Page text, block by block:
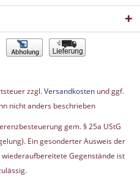
zzgl.Versandkosten und ggf.
nicht anders beschrieben
gem. § 25a UStG
Ein gesonderter Ausweis der
Gegenstände ist